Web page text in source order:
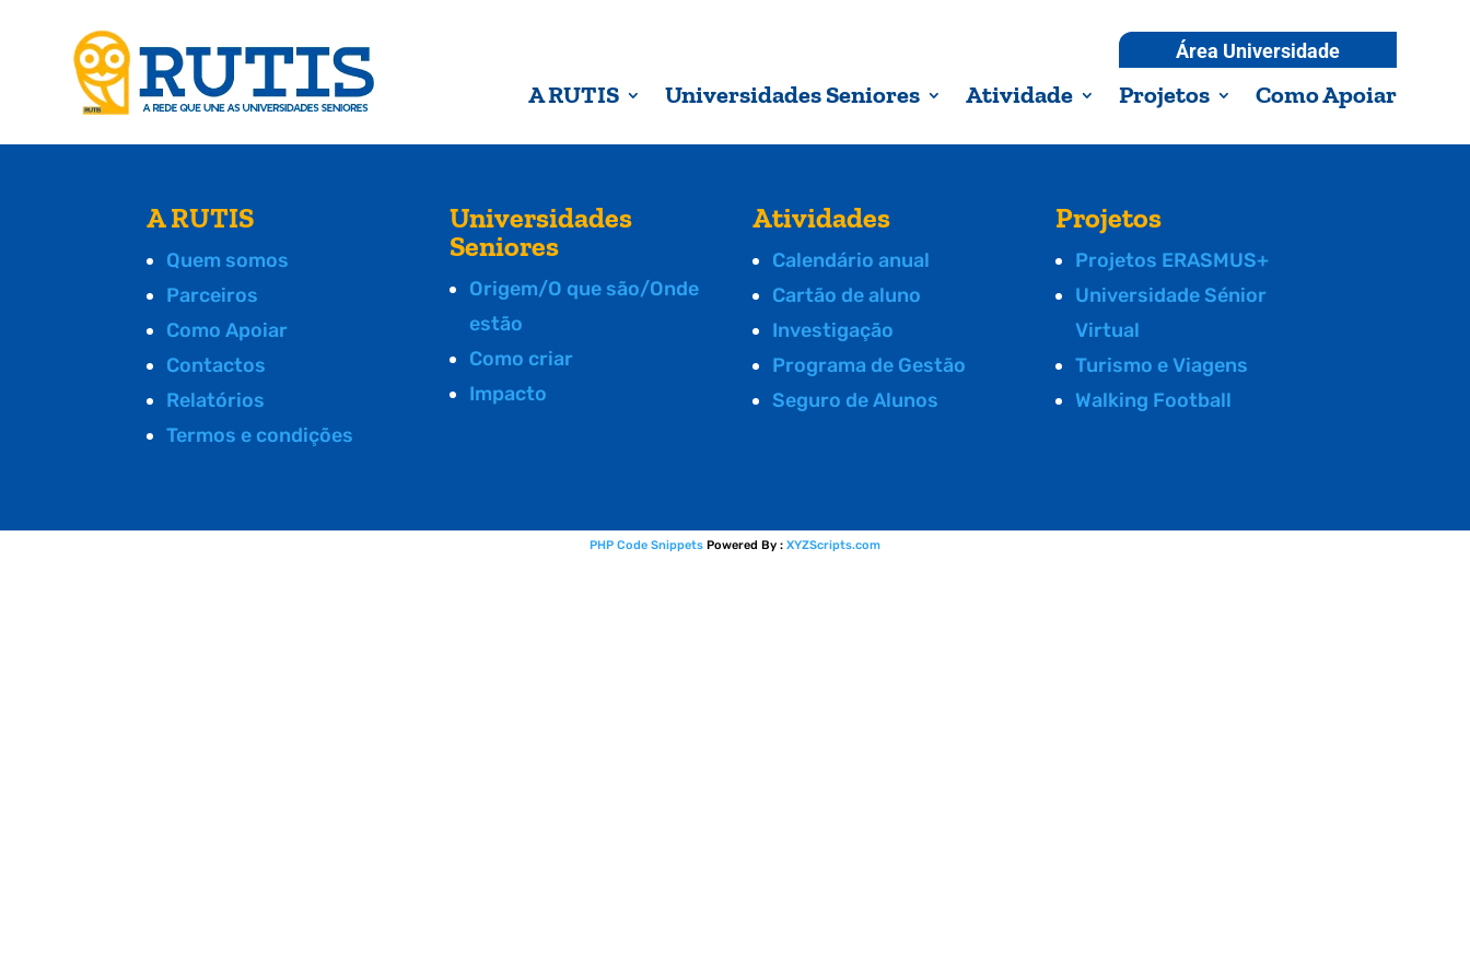
Área Universidade
A RUTIS Universidades Seniores Atividade Projetos Como Apoiar
A RUTIS
Quem somos
Parceiros
Como Apoiar
Contactos
Relatórios
Termos e condições
Universidades
Seniores
Origem/O que são/Onde
estão
Como criar
Impacto
Atividades
Calendário anual
Cartão de aluno
Investigação
Programa de Gestão
Seguro de Alunos
Projetos
Projetos ERASMUS+
Universidade Sénior
Virtual
Turismo e Viagens
Walking Football
PHP Code Snippets Powered By : XYZScripts.com